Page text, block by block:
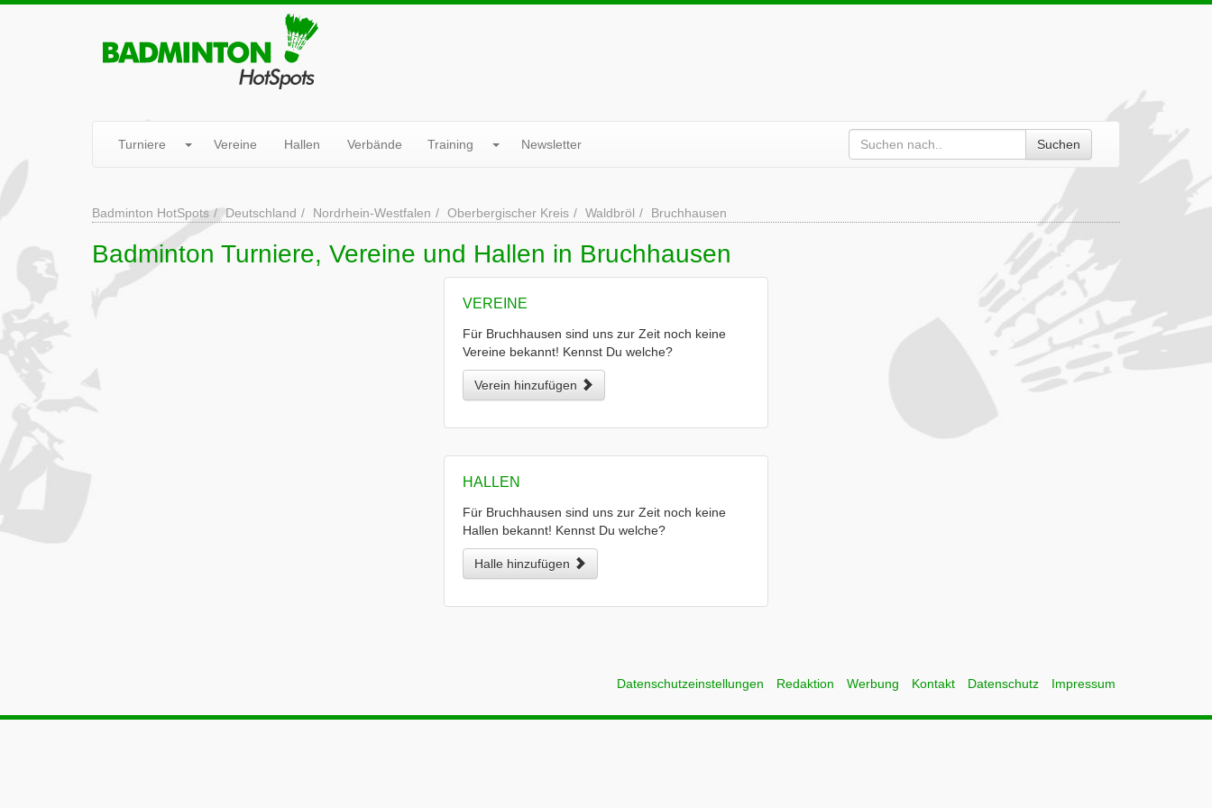
Turniere Vereine Hallen Verbände Training Newsletter Suchen
Badminton HotSpots Deutschland Nordrhein-Westfalen Oberbergischer Kreis Waldbröl Bruchhausen
Badminton Turniere, Vereine und Hallen in Bruchhausen
VEREINE
Für Bruchhausen sind uns zur Zeit noch keine
Vereine bekannt! Kennst Du welche?
Verein hinzufügen
HALLEN
Für Bruchhausen sind uns zur Zeit noch keine
Hallen bekannt! Kennst Du welche?
Halle hinzufügen
Datenschutzeinstellungen Redaktion Werbung Kontakt Datenschutz Impressum